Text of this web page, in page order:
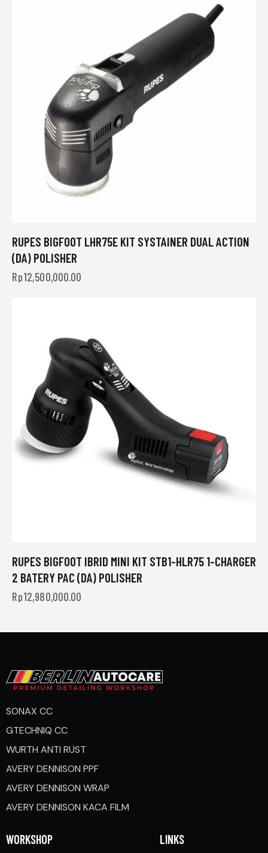
RUPES BIGFOOT LHR75E KIT SYSTAINER DUAL ACTION
(DA) POLISHER
Rp12,500,000.00
RUPES BIGFOOT IBRID MINI KIT STB1-HLR75 1-CHARGER
2 BATERY PAC (DA) POLISHER
Rp12,980,000.00
SONAX CC
GTECHNIQ CC
WURTH ANTI RUST
AVERY DENNISON PPF
AVERY DENNISON WRAP
AVERY DENNISON KACA FILM
WORKSHOP LINKS